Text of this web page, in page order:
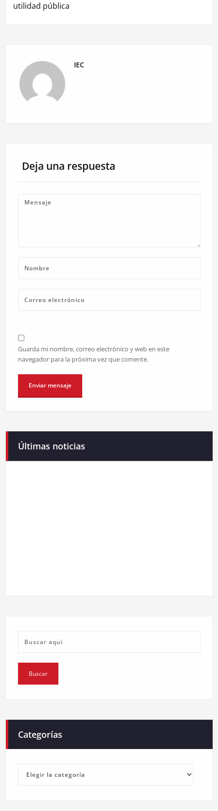
utilidad pública
IEC
Deja una respuesta
Guarda mi nombre, correo electrónico y web en este
navegador para la próxima vez que comente.
Últimas noticias
Campaneirus 2026
Categorías
Categorías